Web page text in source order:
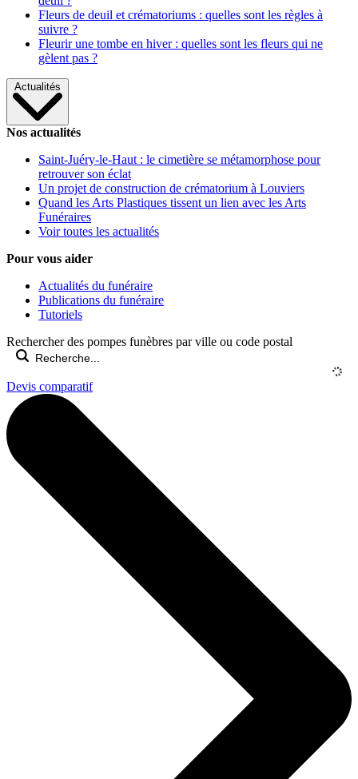
Fleurs de deuil et crématoriums : quelles sont les règles à
suivre ?
Fleurir une tombe en hiver : quelles sont les fleurs qui ne
gèlent pas ?
Actualités
Nos actualités
Saint-Juéry-le-Haut : le cimetière se métamorphose pour
retrouver son éclat
Un projet de construction de crématorium à Louviers
Quand les Arts Plastiques tissent un lien avec les Arts
Funéraires
Voir toutes les actualités
Pour vous aider
Actualités du funéraire
Publications du funéraire
Tutoriels
Rechercher des pompes funèbres par ville ou code postal
Devis comparatif